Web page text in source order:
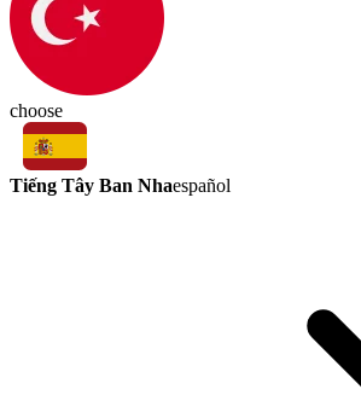
choose
Tiếng Tây Ban Nhaespañol